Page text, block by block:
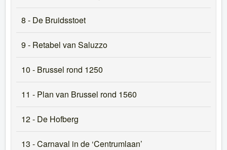
8 - De Bruidsstoet
9 - Retabel van Saluzzo
10 - Brussel rond 1250
11 - Plan van Brussel rond 1560
12 - De Hofberg
13 - Carnaval in de ‘Centrumlaan’